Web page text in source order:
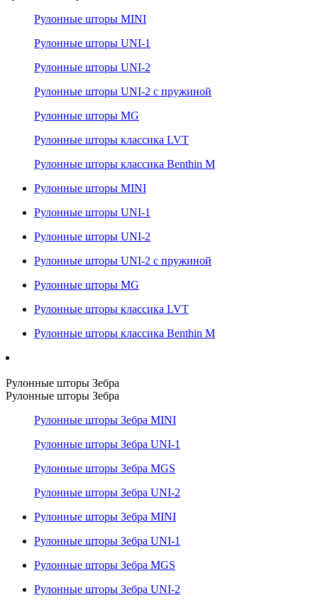
Рулонные шторы MINI
Рулонные шторы UNI-1
Рулонные шторы UNI-2
Рулонные шторы UNI-2 с пружиной
Рулонные шторы MG
Рулонные шторы классика LVT
Рулонные шторы классика Benthin M
Рулонные шторы MINI
Рулонные шторы UNI-1
Рулонные шторы UNI-2
Рулонные шторы UNI-2 с пружиной
Рулонные шторы MG
Рулонные шторы классика LVT
Рулонные шторы классика Benthin M
Рулонные шторы Зебра
Рулонные шторы Зебра
Рулонные шторы Зебра MINI
Рулонные шторы Зебра UNI-1
Рулонные шторы Зебра MGS
Рулонные шторы Зебра UNI-2
Рулонные шторы Зебра MINI
Рулонные шторы Зебра UNI-1
Рулонные шторы Зебра MGS
Рулонные шторы Зебра UNI-2